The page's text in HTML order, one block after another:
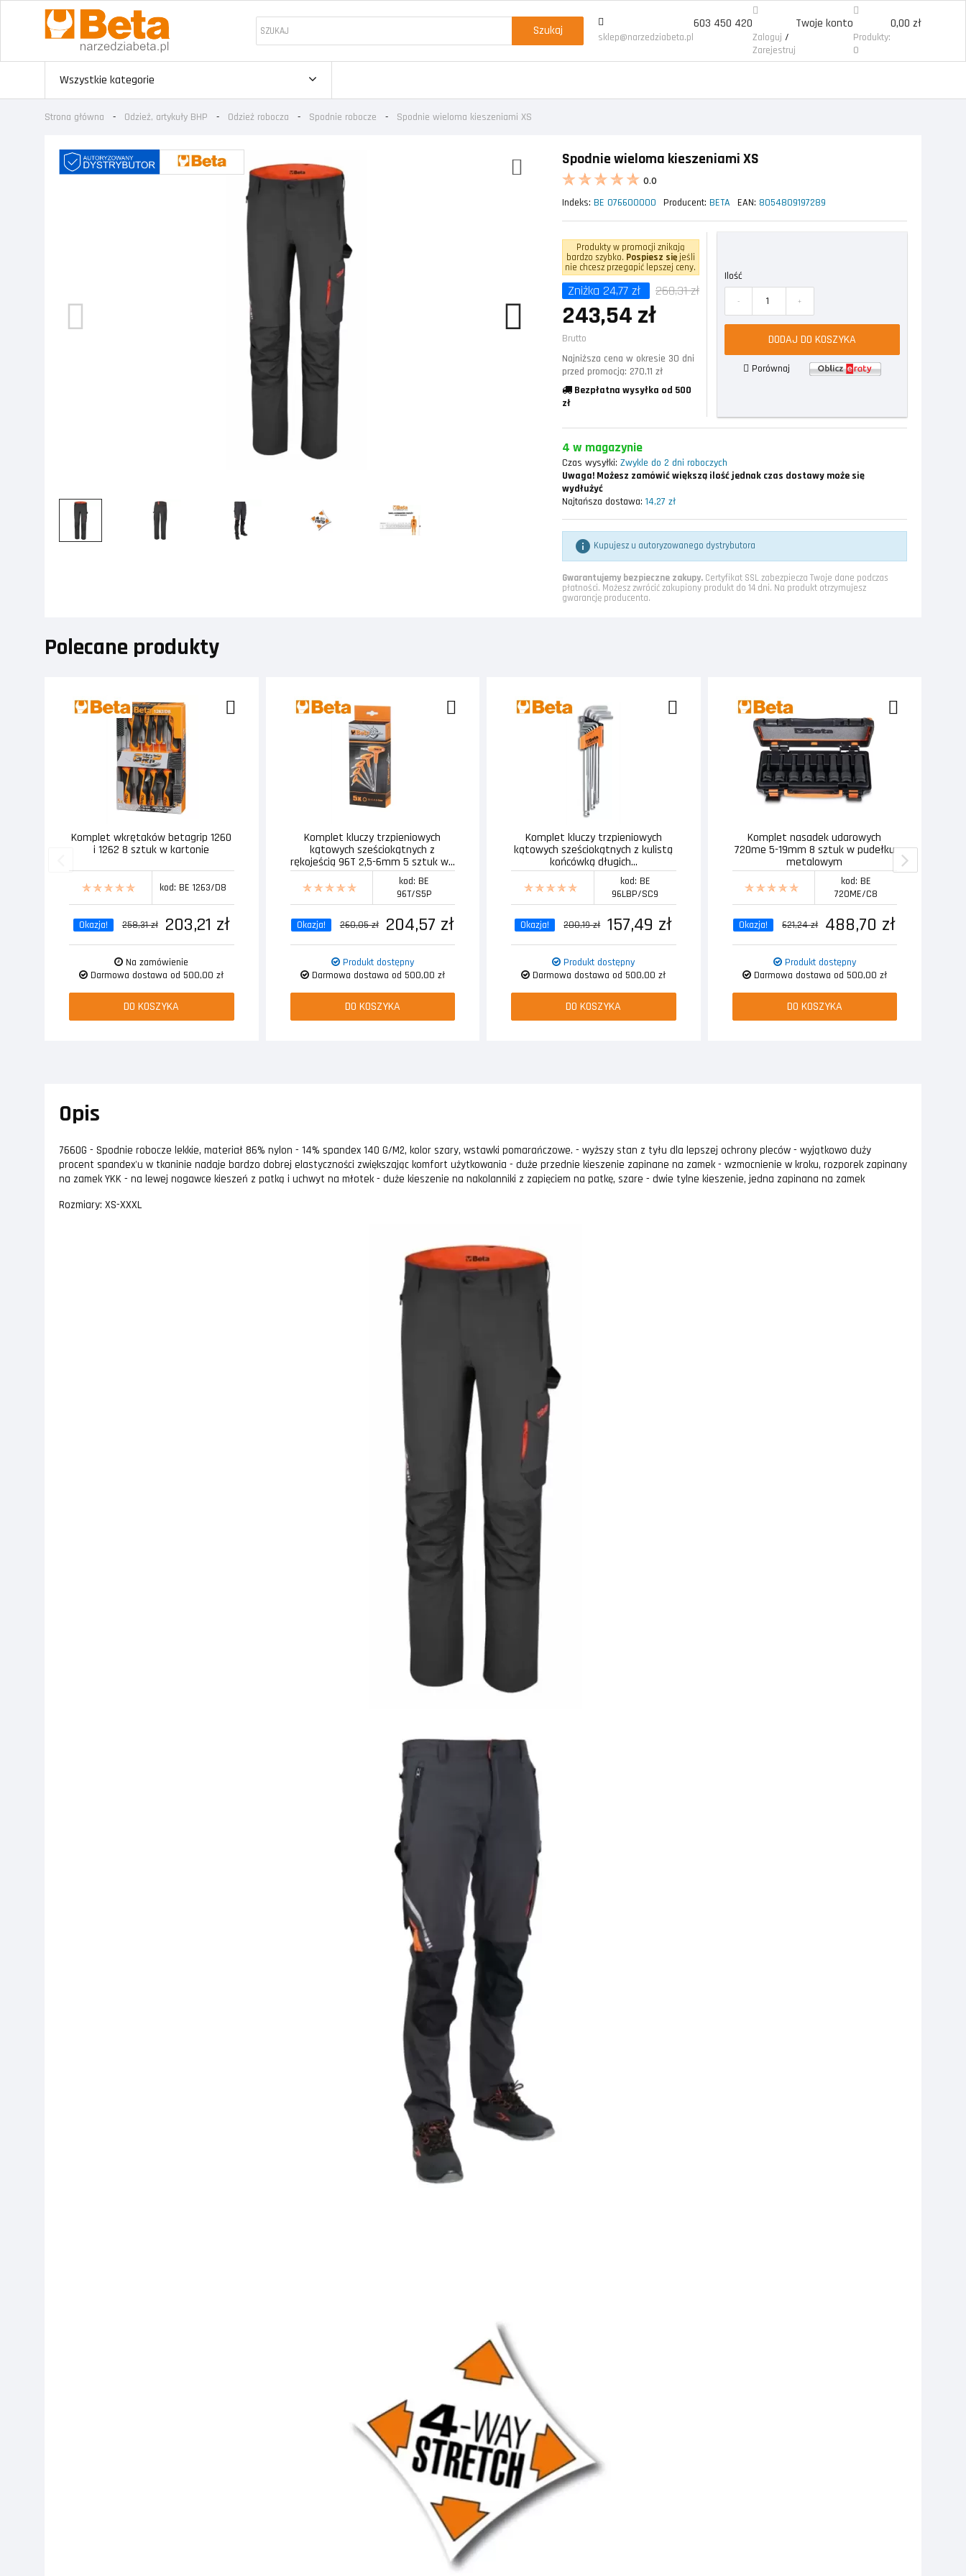
Szukaj 603 450 420
sklep@narzedziabeta.pl
Twoje konto
Zaloguj /
Zarejestruj
0,00 zł
Produkty:
0
Wszystkie kategorie
Strona główna Odzież, artykuły BHP Odzież robocza Spodnie robocze Spodnie wieloma kieszeniami XS
Spodnie wieloma kieszeniami XS
0.0
Indeks: BE 076600000 Producent: BETA EAN: 8054809197289
Produkty w promocji znikają
bardzo szybko. Pospiesz sięjeśli
nie chcesz przegapić lepszej ceny.
Zniżka 24,77 zł 268,31 zł
243,54 zł
Brutto
Najniższa cena w okresie 30 dni
przed promocją: 270,11 zł
Bezpłatna wysyłka od 500
zł
Ilość
- +
DODAJ DO KOSZYKA
Porównaj
4 w magazynie
Czas wysyłki: Zwykle do 2 dni roboczych
Uwaga!Możesz zamówić większą ilość jednak czas dostawy może się
wydłużyć
Najtańsza dostawa: 14,27 zł
 Kupujesz u autoryzowanego dystrybutora
Gwarantujemy bezpieczne zakupy.Certyfikat SSL zabezpiecza Twoje dane podczas
płatności. Możesz zwrócić zakupiony produkt do 14 dni. Na produkt otrzymujesz
gwarancję producenta.
Polecane produkty
Komplet wkrętaków betagrip 1260
i 1262 8 sztuk w kartonie
kod: BE 1263/D8
Okazja! 258,31 zł 203,21 zł
Na zamówienie
Darmowa dostawa od 500,00 zł
DO KOSZYKA
Komplet kluczy trzpieniowych
kątowych sześciokątnych z
rękojeścią 96T 2,5-6mm 5 sztuk w...
kod: BE
96T/S5P
Okazja! 260,05 zł 204,57 zł
Produkt dostępny
Darmowa dostawa od 500,00 zł
DO KOSZYKA
Komplet kluczy trzpieniowych
kątowych sześciokątnych z kulistą
końcówką długich...
kod: BE
96LBP/SC9
Okazja! 200,19 zł 157,49 zł
Produkt dostępny
Darmowa dostawa od 500,00 zł
DO KOSZYKA
Komplet nasadek udarowych
720me 5-19mm 8 sztuk w pudełku
metalowym
kod: BE
720ME/C8
Okazja! 621,24 zł 488,70 zł
Produkt dostępny
Darmowa dostawa od 500,00 zł
DO KOSZYKA
Opis
7660G - Spodnie robocze lekkie, materiał 86% nylon - 14% spandex 140 G/M2, kolor szary, wstawki pomarańczowe. - wyższy stan z tyłu dla lepszej ochrony pleców - wyjątkowo duży
procent spandex'u w tkaninie nadaje bardzo dobrej elastyczności zwiększając komfort użytkowania - duże przednie kieszenie zapinane na zamek - wzmocnienie w kroku, rozporek zapinany
na zamek YKK - na lewej nogawce kieszeń z patką i uchwyt na młotek - duże kieszenie na nakolanniki z zapięciem na patkę, szare - dwie tylne kieszenie, jedna zapinana na zamek
Rozmiary: XS-XXXL